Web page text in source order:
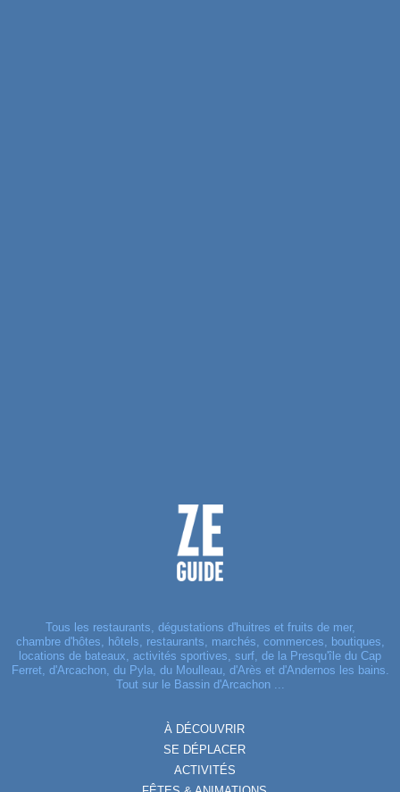
Tous les restaurants, dégustations d'huitres et fruits de mer,
chambre d'hôtes, hôtels, restaurants, marchés, commerces, boutiques,
locations de bateaux, activités sportives, surf, de la Presqu'île du Cap
Ferret, d'Arcachon, du Pyla, du Moulleau, d'Arès et d'Andernos les bains.
Tout sur le Bassin d'Arcachon ...
À DÉCOUVRIR
SE DÉPLACER
ACTIVITÉS